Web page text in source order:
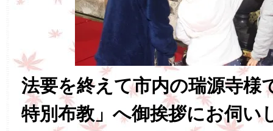
法要を終えて市内の瑞源寺様
特別布教」へ御挨拶にお伺い